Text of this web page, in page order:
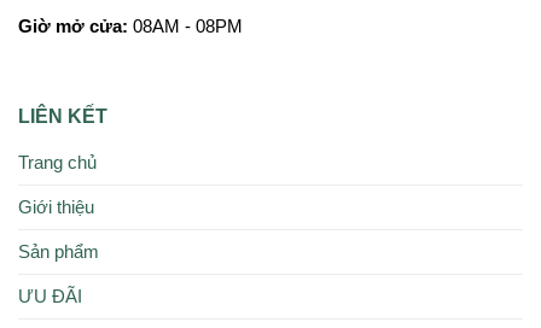
Giờ mở cửa: 08AM - 08PM
LIÊN KẾT
Trang chủ
Giới thiệu
Sản phẩm
ƯU ĐÃI